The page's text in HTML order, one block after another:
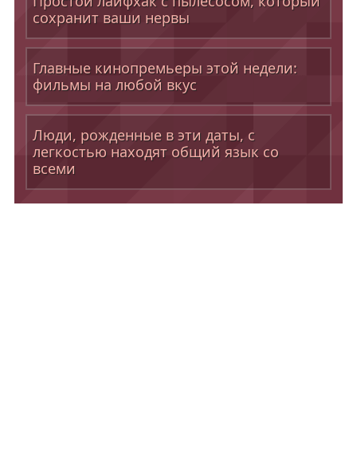
сохранит ваши нервы
Главные кинопремьеры этой недели:
фильмы на любой вкус
Люди, рожденные в эти даты, с
легкостью находят общий язык со
всеми